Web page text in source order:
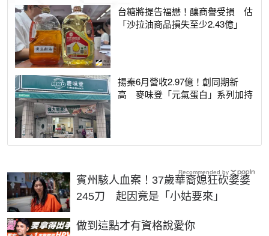
台糖將提告福懋！釀商譽受損 估
「沙拉油商品損失至少2.43億」
揚秦6月營收2.97億！創同期新
高 麥味登「元氣蛋白」系列加持
賓州駭人血案！37歲華裔媳狂砍婆婆
245刀 起因竟是「小姑要來」
做到這點才有資格說愛你
PR
Recommended by